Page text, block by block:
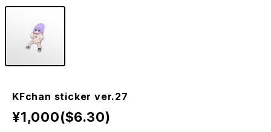
KFchan sticker ver.27
¥1,000($6.30)